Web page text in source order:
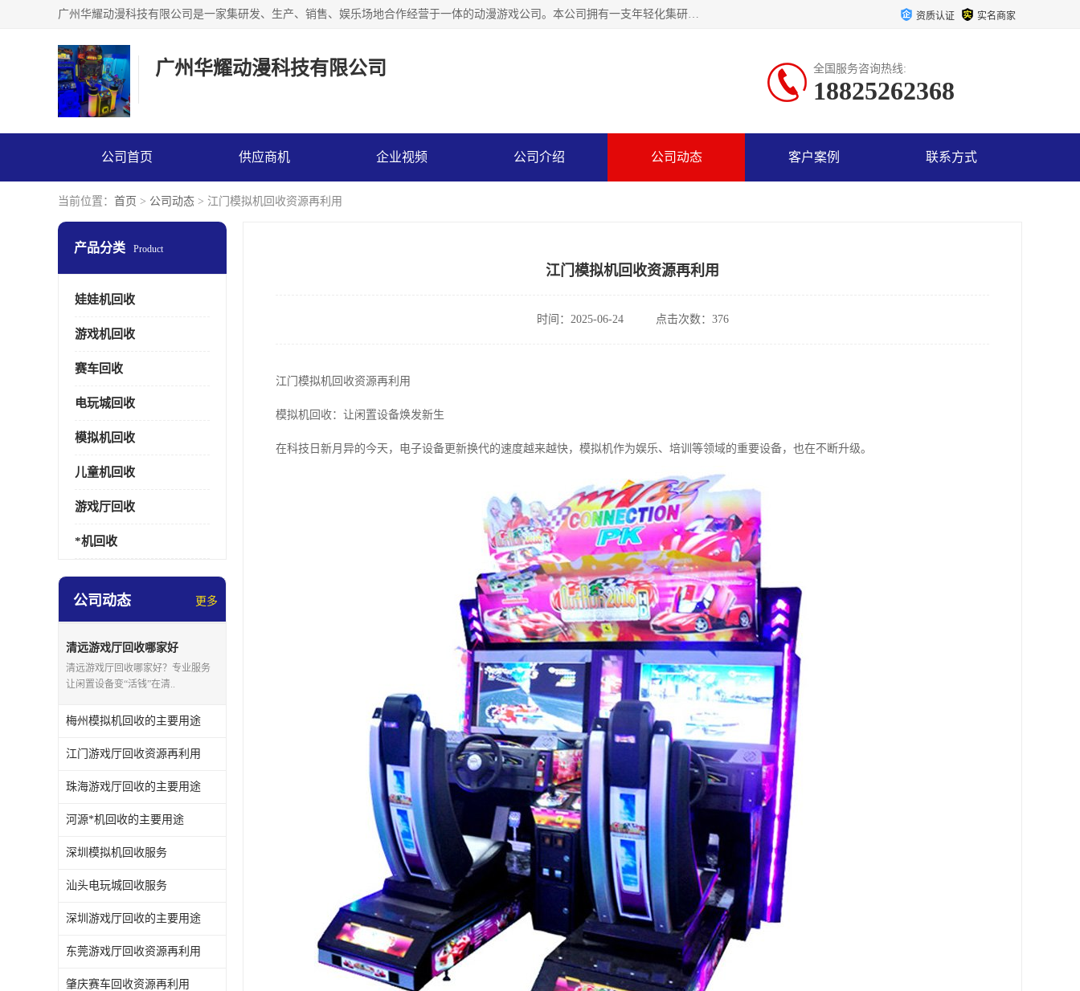
广州华耀动漫科技有限公司是一家集研发、生产、销售、娱乐场地合作经营于一体的动漫游戏公司。本公司拥有一支年轻化集研发生产到售后服务的队伍，及时地为客户提供、赚钱的产品。本公司以雄厚的实力、合理的价格、优良的服务与多家企业建立了长期的合作关系。热诚欢迎各界前来参观、考察、洽谈业务。目前公司经营的产品有：各种捕渔游戏机系列，大型模拟机系列、轮盘机系列、连线机系列、框体机系列、玛莉机系列等。 资质认证 实名商家
广州华耀动漫科技有限公司 全国服务咨询热线:
18825262368
公司首页 供应商机 企业视频 公司介绍 公司动态 客户案例 联系方式
当前位置： 首页 > 公司动态 > 江门模拟机回收资源再利用
产品分类 Product
娃娃机回收
游戏机回收
赛车回收
电玩城回收
模拟机回收
儿童机回收
游戏厅回收
*机回收
公司动态 更多
清远游戏厅回收哪家好
清远游戏厅回收哪家好？专业服务
让闲置设备变“活钱”在清..
梅州模拟机回收的主要用途
江门游戏厅回收资源再利用
珠海游戏厅回收的主要用途
河源*机回收的主要用途
深圳模拟机回收服务
汕头电玩城回收服务
深圳游戏厅回收的主要用途
东莞游戏厅回收资源再利用
肇庆赛车回收资源再利用
江门模拟机回收资源再利用
时间：2025-06-24 点击次数：376
江门模拟机回收资源再利用
模拟机回收：让闲置设备焕发新生
在科技日新月异的今天，电子设备更新换代的速度越来越快，模拟机作为娱乐、培训等领域的重要设备，也在不断升级。